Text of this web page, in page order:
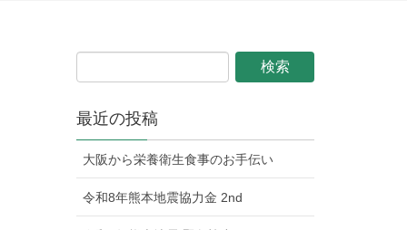
最近の投稿
大阪から栄養衛生食事のお手伝い
令和8年熊本地震協力金 2nd